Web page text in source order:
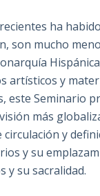
recientes ha
son mucho
artísticos y
este Seminario
más
circulación y
y su
y su sacralidad.